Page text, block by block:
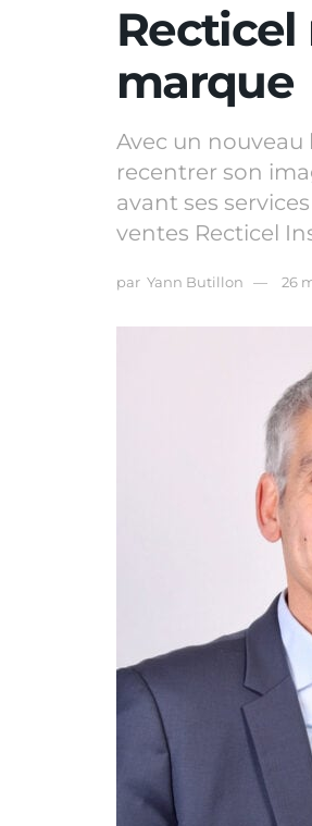
marque
Avec un
recentrer son
avant ses
ventes Recticel
par Yann Butillon 26